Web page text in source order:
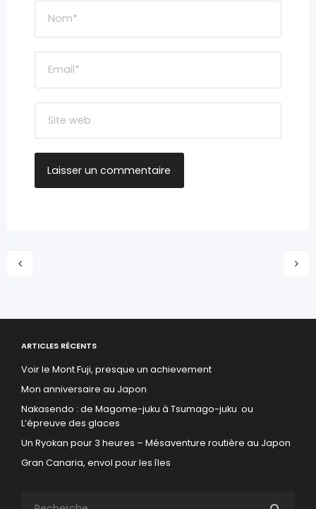
ARTICLES RÉCENTS
Voir le Mont Fuji, presque un achievement
Mon anniversaire au Japon
Nakasendo : de Magome-juku à Tsumago-juku ou
L’épreuve des glaces
Un Ryokan pour 3 heures – Mésaventure routière au Japon
Gran Canaria, envol pour les îles